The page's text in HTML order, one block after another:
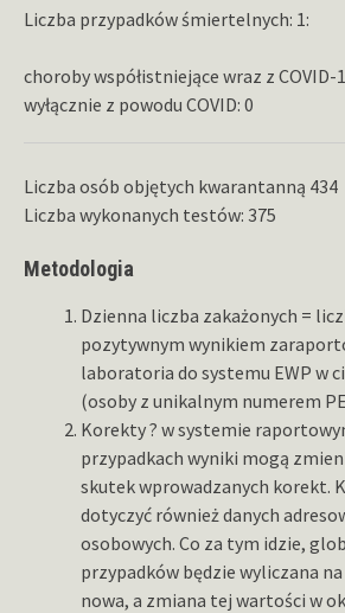
Liczba przypadków śmiertelnych: 1:
choroby współistniejące wraz z COVID-
wyłącznie z powodu COVID: 0
Liczba osób objętych kwarantanną 434
Liczba wykonanych testów: 375
Metodologia
Dzienna liczba zakażonych =
pozytywnym wynikiem
laboratoria do systemu EWP w
(osoby z unikalnym numerem
Korekty ? w systemie
przypadkach wyniki mogą
skutek wprowadzanych korekt.
dotyczyć również danych
osobowych. Co za tym idzie,
przypadków będzie wyliczana
nowa, a zmiana tej wartości w